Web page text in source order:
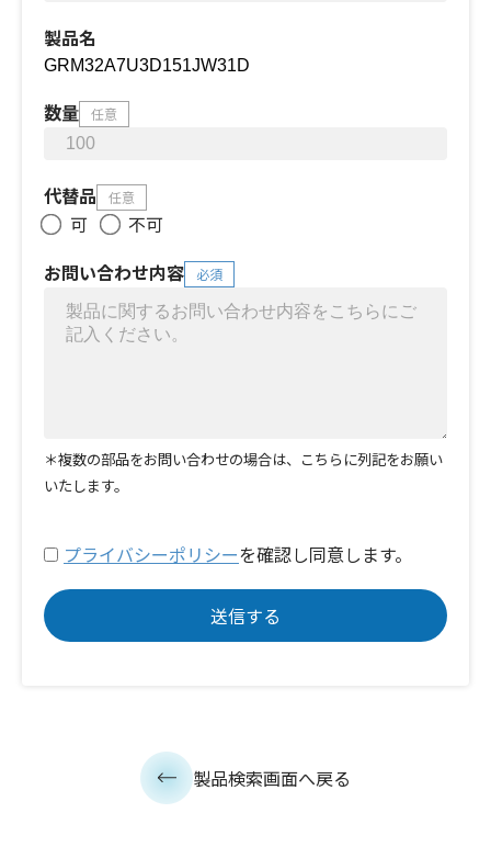
製品名
数量 任意
代替品 任意
可
不可
お問い合わせ内容
必須
＊複数の部品をお問い合わせの場合は、こちらに列記をお願い
いたします。
プライバシーポリシーを確認し同意します。
製品検索画面へ戻る